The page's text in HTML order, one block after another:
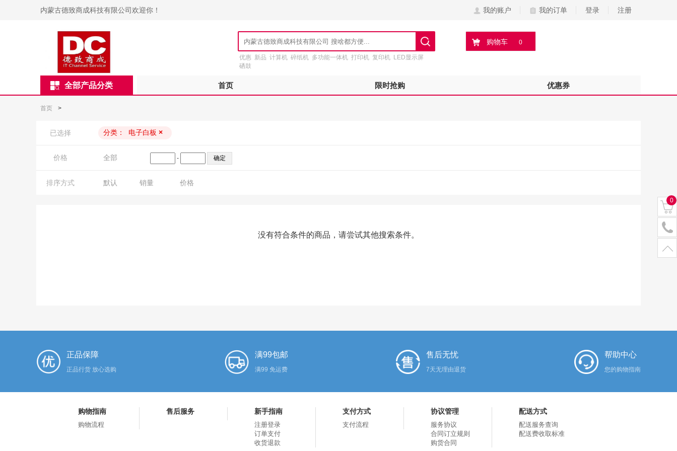
内蒙古德致商成科技有限公司欢迎你！ 我的账户 我的订单 登录 注册
购物车 0
优惠 新品 计算机 碎纸机 多功能一体机 打印机 复印机 LED显示屏
硒鼓
全部产品分类 首页 限时抢购 优惠券
首页 >
已选择 分类： 电子白板 ×
价格 全部 -
排序方式 默认 销量 价格
没有符合条件的商品，请尝试其他搜索条件。
正品保障
正品行货 放心选购
满99包邮
满99 免运费
售后无忧
7天无理由退货
帮助中心
您的购物指南
购物指南
购物流程
售后服务 新手指南
注册登录
订单支付
收货退款
支付方式
支付流程
协议管理
服务协议
合同订立规则
购货合同
配送方式
配送服务查询
配送费收取标准
0